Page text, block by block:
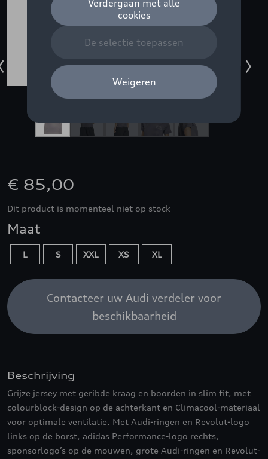
€ 85,00
Dit product is momenteel niet op stock
Maat
L S XXL XS XL
Contacteer uw Audi verdeler voor
beschikbaarheid
Beschrijving
Grijze jersey met geribde kraag en boorden in slim fit, met
colourblock-design op de achterkant en Climacool-materiaal
voor optimale ventilatie. Met Audi-ringen en Revolut-logo
links op de borst, adidas Performance-logo rechts,
sponsorlogo’s op de mouwen, grote Audi-ringen en Revolut-